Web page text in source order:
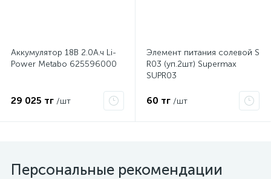
Аккумулятор 18В 2.0А.ч Li-
Power Metabo 625596000
29 025 тг /шт
Элемент питания солевой S
R03 (уп.2шт) Supermax
SUPR03
60 тг /шт
Персональные рекомендации